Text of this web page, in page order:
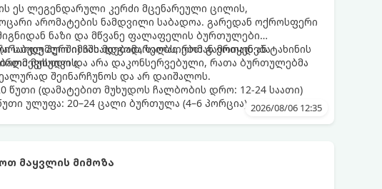
ეს ლეგენდარული კერძი მცენარეული ცილის,
არომატების ნამდვილი საბადოა. გარედან ოქროსფერი
ნაზი და მწვანე ფალაფელის ბურთულები
პურში) ჩასადებად, სალათებთან ერთად ან ტახინის
საიდუმლო იმაში მდგომარეობს, რომ გამოიყენება
მუხუდო და არა დაკონსერვებული, რათა ბურთულებმა
შეინარჩუნოს და არ დაიშალოს.
წუთი (დამატებით მუხუდოს ჩალბობის დრო: 12-24 საათი)
ულუფა: 20–24 ცალი ბურთულა (4–6 პორცია) 2026/08/06 12:35
მაყვლის მიმოზა